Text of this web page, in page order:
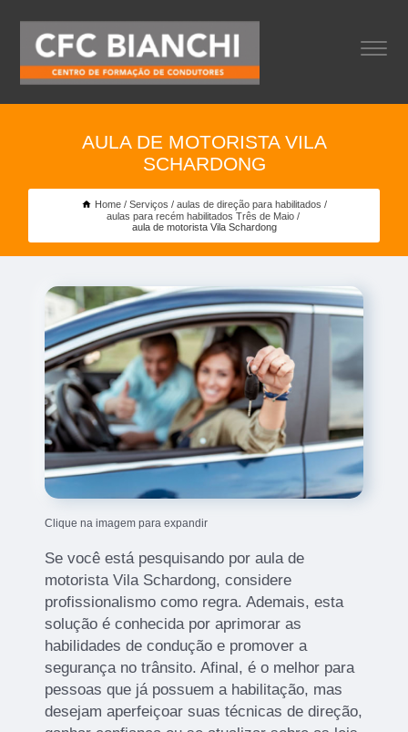
AULA DE MOTORISTA VILA
SCHARDONG
Home Serviços
aulas de direção para habilitados
aulas para recém habilitados Três de Maio
aula de motorista Vila Schardong
Clique na imagem para expandir
Se você está pesquisando por aula de
motorista Vila Schardong, considere
profissionalismo como regra. Ademais, esta
solução é conhecida por aprimorar as
habilidades de condução e promover a
segurança no trânsito. Afinal, é o melhor para
pessoas que já possuem a habilitação, mas
desejam aperfeiçoar suas técnicas de direção,